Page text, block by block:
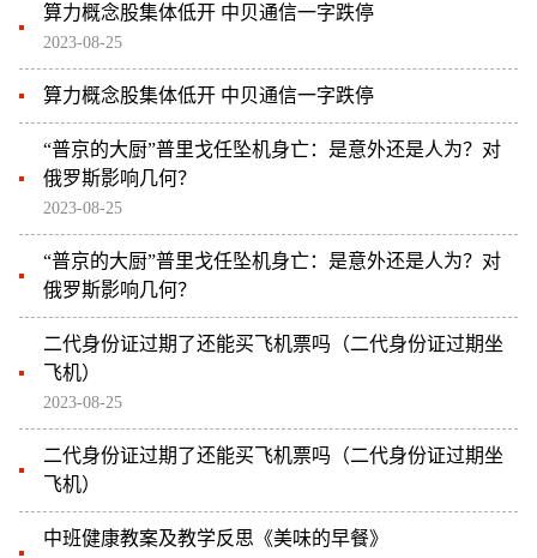
算力概念股集体低开 中贝通信一字跌停
2023-08-25
算力概念股集体低开 中贝通信一字跌停
“普京的大厨”普里戈任坠机身亡：是意外还是人为？对
俄罗斯影响几何？
2023-08-25
“普京的大厨”普里戈任坠机身亡：是意外还是人为？对
俄罗斯影响几何？
二代身份证过期了还能买飞机票吗（二代身份证过期坐
飞机）
2023-08-25
二代身份证过期了还能买飞机票吗（二代身份证过期坐
飞机）
中班健康教案及教学反思《美味的早餐》